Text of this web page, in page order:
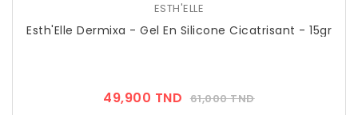
ESTH'ELLE
Esth'Elle Dermixa - Gel En Silicone Cicatrisant - 15gr
49,900 TND Prix
61,000 TNDPrix